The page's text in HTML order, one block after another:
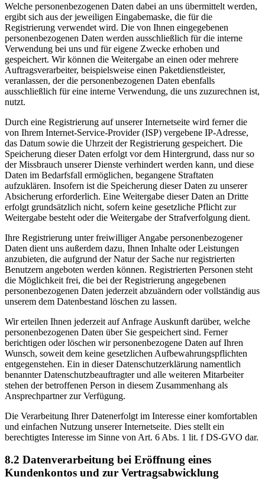
Welche personenbezogenen Daten dabei an uns übermittelt werden,
ergibt sich aus der jeweiligen Eingabemaske, die für die
Registrierung verwendet wird. Die von Ihnen eingegebenen
personenbezogenen Daten werden ausschließlich für die interne
Verwendung bei uns und für eigene Zwecke erhoben und
gespeichert. Wir können die Weitergabe an einen oder mehrere
Auftragsverarbeiter, beispielsweise einen Paketdienstleister,
veranlassen, der die personenbezogenen Daten ebenfalls
ausschließlich für eine interne Verwendung, die uns zuzurechnen ist,
nutzt.
Durch eine Registrierung auf unserer Internetseite wird ferner die
von Ihrem Internet-Service-Provider (ISP) vergebene IP-Adresse,
das Datum sowie die Uhrzeit der Registrierung gespeichert. Die
Speicherung dieser Daten erfolgt vor dem Hintergrund, dass nur so
der Missbrauch unserer Dienste verhindert werden kann, und diese
Daten im Bedarfsfall ermöglichen, begangene Straftaten
aufzuklären. Insofern ist die Speicherung dieser Daten zu unserer
Absicherung erforderlich. Eine Weitergabe dieser Daten an Dritte
erfolgt grundsätzlich nicht, sofern keine gesetzliche Pflicht zur
Weitergabe besteht oder die Weitergabe der Strafverfolgung dient.
Ihre Registrierung unter freiwilliger Angabe personenbezogener
Daten dient uns außerdem dazu, Ihnen Inhalte oder Leistungen
anzubieten, die aufgrund der Natur der Sache nur registrierten
Benutzern angeboten werden können. Registrierten Personen steht
die Möglichkeit frei, die bei der Registrierung angegebenen
personenbezogenen Daten jederzeit abzuändern oder vollständig aus
unserem dem Datenbestand löschen zu lassen.
Wir erteilen Ihnen jederzeit auf Anfrage Auskunft darüber, welche
personenbezogenen Daten über Sie gespeichert sind. Ferner
berichtigen oder löschen wir personenbezogene Daten auf Ihren
Wunsch, soweit dem keine gesetzlichen Aufbewahrungspflichten
entgegenstehen. Ein in dieser Datenschutzerklärung namentlich
benannter Datenschutzbeauftragter und alle weiteren Mitarbeiter
stehen der betroffenen Person in diesem Zusammenhang als
Ansprechpartner zur Verfügung.
Die Verarbeitung Ihrer Datenerfolgt im Interesse einer komfortablen
und einfachen Nutzung unserer Internetseite. Dies stellt ein
berechtigtes Interesse im Sinne von Art. 6 Abs. 1 lit. f DS-GVO dar.
8.2 Datenverarbeitung bei Eröffnung eines
Kundenkontos und zur Vertragsabwicklung